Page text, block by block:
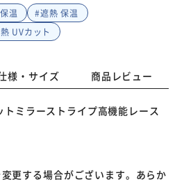
温
#遮熱 保温
UVカット
様・サイズ 商品レビュー
ミラーストライプ高機能レース
更する場合がございます。あらか